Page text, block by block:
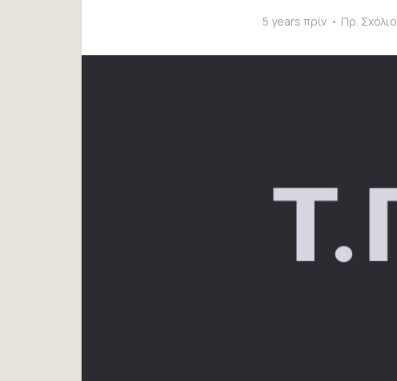
5 years πρίν Πρ. Σχόλιο